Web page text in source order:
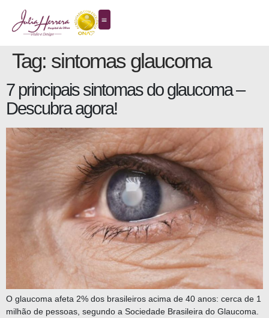
Tag: sintomas glaucoma
7 principais sintomas do glaucoma –
Descubra agora!
O glaucoma afeta 2% dos brasileiros acima de 40 anos: cerca de 1
milhão de pessoas, segundo a Sociedade Brasileira do Glaucoma.